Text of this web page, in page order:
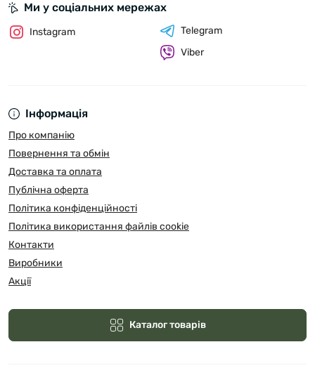
Інформація
Про компанію
Повернення та обмін
Доставка та оплата
Публічна оферта
Політика конфіденційності
Політика використання файлів cookie
Контакти
Виробники
Акції
Каталог товарів
Ми у соціальних мережах
Instagram
Telegram
Viber